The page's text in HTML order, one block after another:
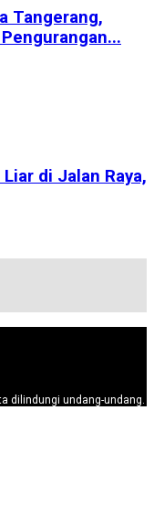
Tangerang,
di Jalan Raya,
dilindungi undang-undang.